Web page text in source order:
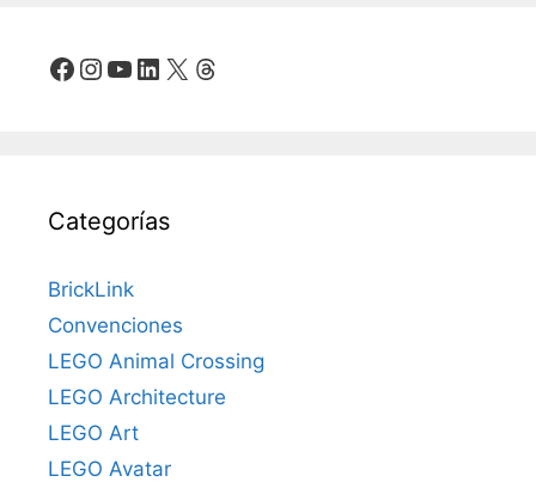
Facebook
Instagram
YouTube
LinkedIn
X Threads
Categorías
BrickLink
Convenciones
LEGO Animal Crossing
LEGO Architecture
LEGO Art
LEGO Avatar